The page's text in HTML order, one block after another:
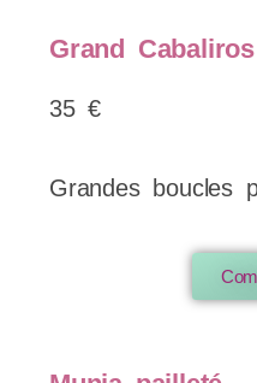
Grand
35 €
Grandes boucles